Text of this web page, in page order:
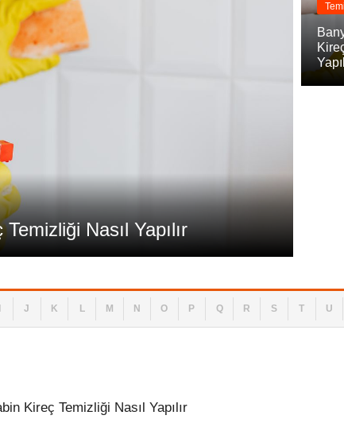
Nasıl Yapılır
J K L M N O P Q R S T U
Kireç Temizliği Nasıl Yapılır